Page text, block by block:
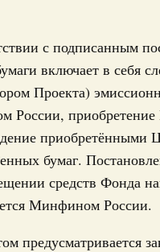
с подписанным
включает в себя
Проекта)
России, приобретение
приобретёнными
бумаг.
средств Фонда
Минфином России.
предусматривается
штаб по
№1966-р
31 июля, пятница
отдельных
регионам
социальной
граждан
р